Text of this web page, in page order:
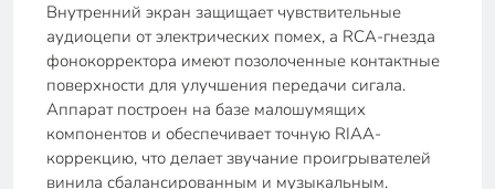
Внутренний экран защищает чувствительные
аудиоцепи от электрических помех, а RCA-гнезда
фонокорректора имеют позолоченные контактные
поверхности для улучшения передачи сигала.
Аппарат построен на базе малошумящих
компонентов и обеспечивает точную RIAA-
коррекцию, что делает звучание проигрывателей
винила сбалансированным и музыкальным.